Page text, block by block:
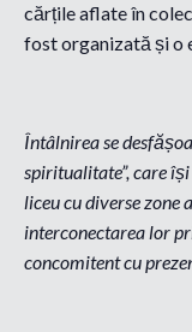
cărțile aflate în
fost organizată și o
Întâlnirea se
spiritualitate”, care
liceu cu diverse
interconectarea lor
concomitent cu